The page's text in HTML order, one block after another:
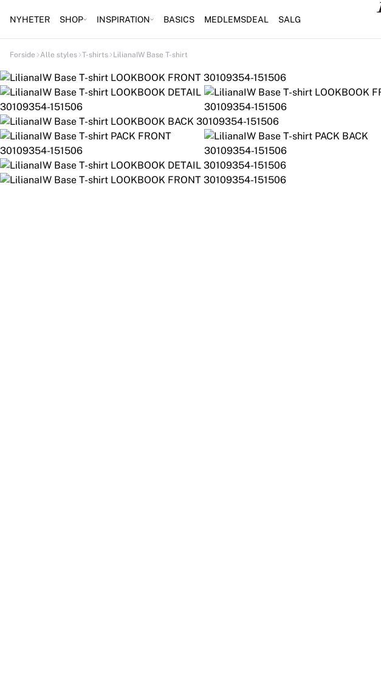
NYHETER SHOP INSPIRATION BASICS MEDLEMSDEAL SALG
Forside Alle styles T-shirts LilianaIW Base T-shirt